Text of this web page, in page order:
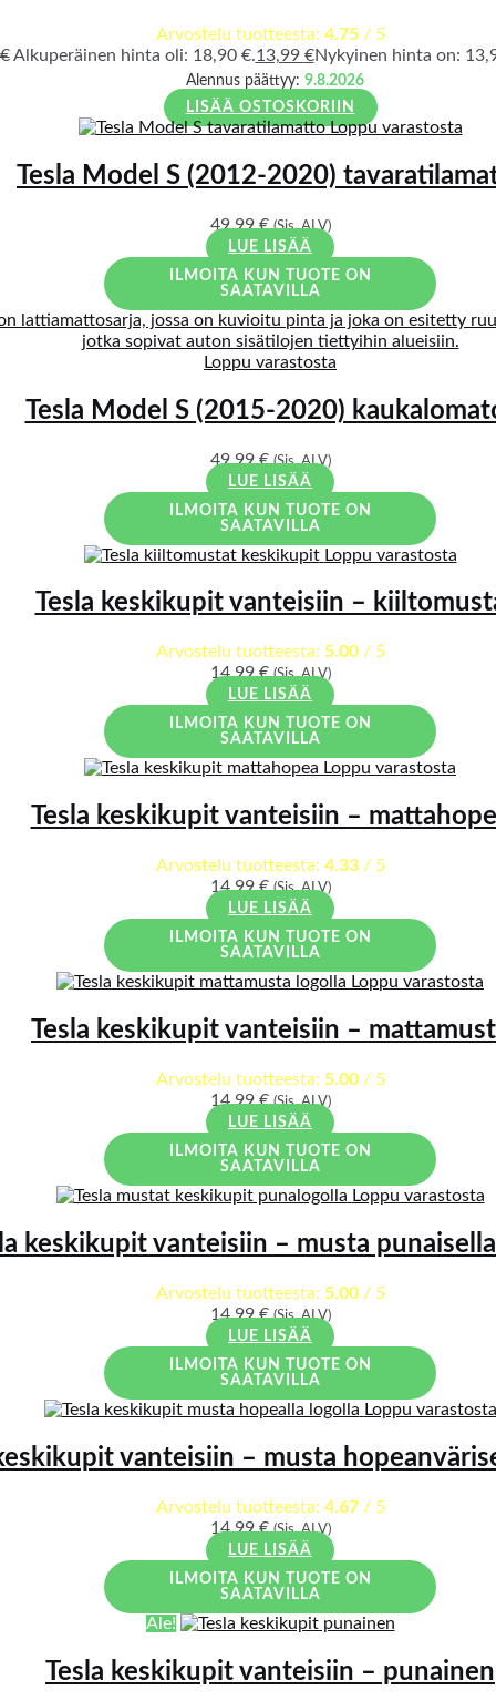
Arvostelu tuotteesta: 4.75/ 5
€ Alkuperäinen hinta oli: 18,90 €.13,99 €Nykyinen hinta on:
Alennus päättyy: 9.8.2026
LISÄÄ OSTOSKORIIN
Loppu varastosta
Tesla Model S (2012-2020)
49,99€ (Sis. ALV)
LUE LISÄÄ
ILMOITA KUN TUOTE ON
SAATAVILLA
Loppu varastosta
Tesla Model S (2015-2020)
49,99€ (Sis. ALV)
LUE LISÄÄ
ILMOITA KUN TUOTE ON
SAATAVILLA
Loppu varastosta
Tesla keskikupit vanteisiin –
Arvostelu tuotteesta: 5.00/ 5
14,99€ (Sis. ALV)
LUE LISÄÄ
ILMOITA KUN TUOTE ON
SAATAVILLA
Loppu varastosta
Tesla keskikupit vanteisiin –
Arvostelu tuotteesta: 4.33/ 5
14,99€ (Sis. ALV)
LUE LISÄÄ
ILMOITA KUN TUOTE ON
SAATAVILLA
Loppu varastosta
Tesla keskikupit vanteisiin –
Arvostelu tuotteesta: 5.00/ 5
14,99€ (Sis. ALV)
LUE LISÄÄ
ILMOITA KUN TUOTE ON
SAATAVILLA
Loppu varastosta
keskikupit vanteisiin – musta
Arvostelu tuotteesta: 5.00/ 5
14,99€ (Sis. ALV)
LUE LISÄÄ
ILMOITA KUN TUOTE ON
SAATAVILLA
Loppu varastosta
vanteisiin – musta
Arvostelu tuotteesta: 4.67/ 5
14,99€ (Sis. ALV)
LUE LISÄÄ
ILMOITA KUN TUOTE ON
SAATAVILLA
Ale!
Tesla keskikupit vanteisiin – punainen